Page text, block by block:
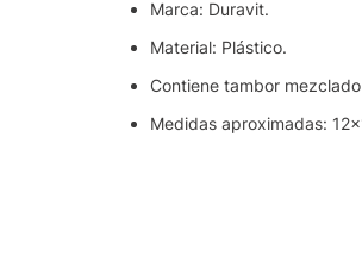
Marca: Duravit.
Material: Plástico.
Contiene tambor
Medidas aproximadas: